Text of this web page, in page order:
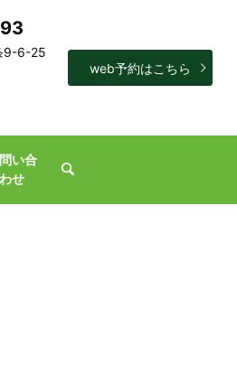
い合
わせ
search
9-6-25
web予約はこちら